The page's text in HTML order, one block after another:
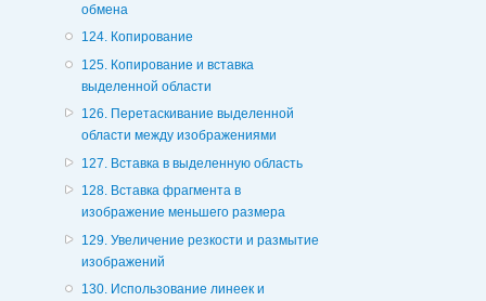
обмена
124. Копирование
125. Копирование и вставка
выделенной области
126. Перетаскивание выделенной
области между изображениями
127. Вставка в выделенную область
128. Вставка фрагмента в
изображение меньшего размера
129. Увеличение резкости и размытие
изображений
130. Использование линеек и